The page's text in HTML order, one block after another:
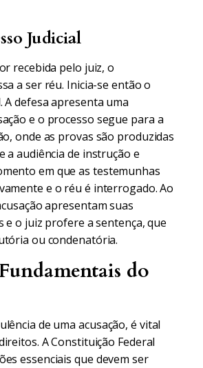
Judicial
recebida pelo juiz, o
a ser réu. Inicia-se então o
A defesa apresenta uma
e o processo segue para a
onde as provas são produzidas
a audiência de instrução e
em que as testemunhas
e o réu é interrogado. Ao
apresentam suas
e o juiz profere a sentença, que
ou condenatória.
do
de uma acusação, é vital
A Constituição Federal
essenciais que devem ser